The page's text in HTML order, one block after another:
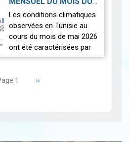
Nous r…
MAI 2026|2026-06-17
Les conditions climatiques
observées en Tunisie au
cours du mois de mai 2026
ont été caractérisées par
des températures proches
répartition spatiale
1 Page
››